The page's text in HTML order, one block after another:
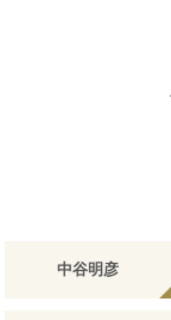
中谷明彦